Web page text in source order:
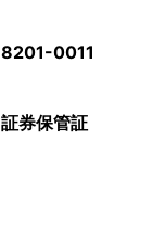
8201-0011
証券保管証